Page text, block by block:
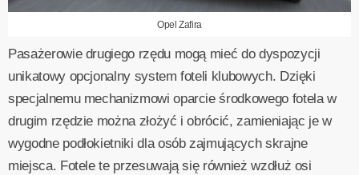
Opel Zafira
Pasażerowie drugiego rzędu mogą mieć do dyspozycji
unikatowy opcjonalny system foteli klubowych. Dzięki
specjalnemu mechanizmowi oparcie środkowego fotela w
drugim rzędzie można złożyć i obrócić, zamieniając je w
wygodne podłokietniki dla osób zajmujących skrajne
miejsca. Fotele te przesuwają się również wzdłuż osi